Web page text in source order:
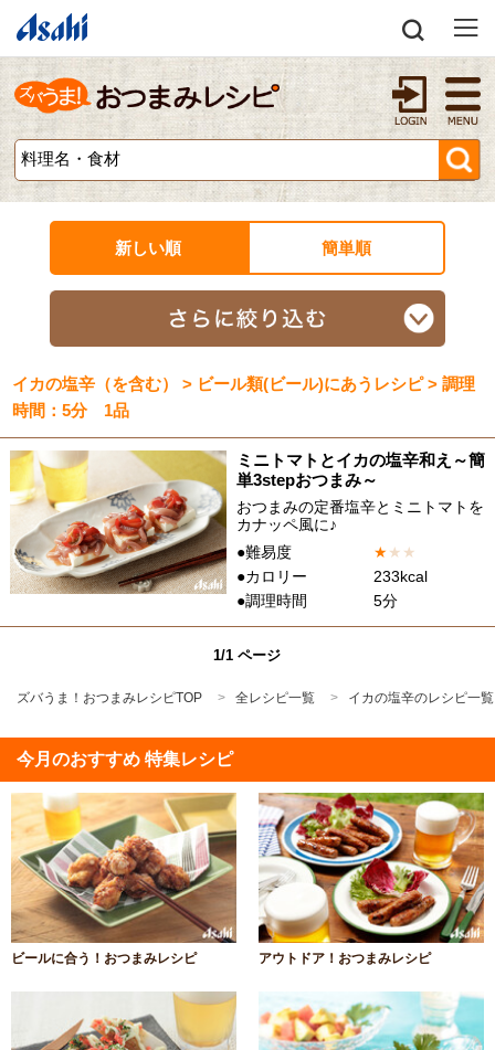
新しい順 簡単順
イカの塩辛（を含む） > ビール類(ビール)にあうレシピ > 調理
時間：5分 1品
ミニトマトとイカの塩辛和え～簡
単3stepおつまみ～
おつまみの定番塩辛とミニトマトを
カナッペ風に♪
●難易度
★★ ★
●カロリー
233kcal
●調理時間
5分
1/1 ページ
ズバうま！おつまみレシピTOP 全レシピ一覧 イカの塩辛のレシピ一覧
今月のおすすめ 特集レシピ
ビールに合う！おつまみレシピ アウトドア！おつまみレシピ